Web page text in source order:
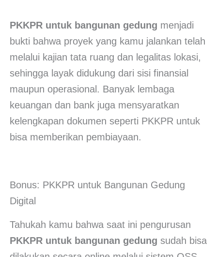
PKKPR untuk bangunan gedung menjadi
bukti bahwa proyek yang kamu jalankan telah
melalui kajian tata ruang dan legalitas lokasi,
sehingga layak didukung dari sisi finansial
maupun operasional. Banyak lembaga
keuangan dan bank juga mensyaratkan
kelengkapan dokumen seperti PKKPR untuk
bisa memberikan pembiayaan.
Bonus: PKKPR untuk Bangunan Gedung
Digital
Tahukah kamu bahwa saat ini pengurusan
PKKPR untuk bangunan gedung sudah bisa